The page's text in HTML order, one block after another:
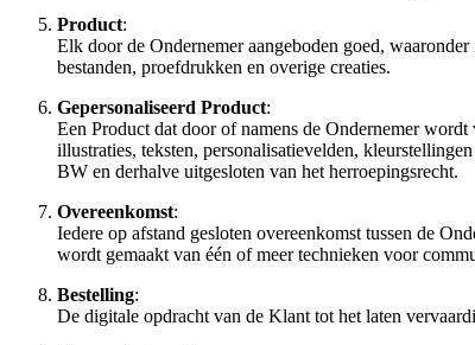
Product:
Elk door de Ondernemer aangeboden goed,
bestanden, proefdrukken en overige creaties.
Gepersonaliseerd Product:
Een Product dat door of namens de Ondernemer
illustraties, teksten, personalisatievelden,
BW en derhalve uitgesloten van het herroepingsrecht.
Overeenkomst:
Iedere op afstand gesloten overeenkomst tussen de
wordt gemaakt van één of meer technieken voor
Bestelling:
De digitale opdracht van de Klant tot het laten